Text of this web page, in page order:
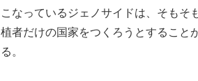
こなっているジェノサイドは、そもそ
植者だけの国家をつくろうとすること
る。